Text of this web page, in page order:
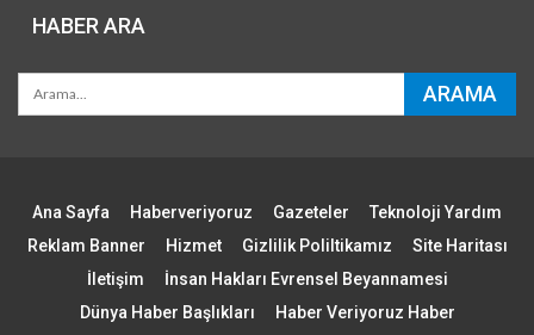
HABER ARA
Ana Sayfa Haberveriyoruz Gazeteler
Teknoloji Yardım
Reklam Banner
Hizmet Gizlilik Poliltikamız
Site Haritası
İletişim
İnsan Hakları Evrensel Beyannamesi
Dünya Haber Başlıkları
Haber Veriyoruz Haber